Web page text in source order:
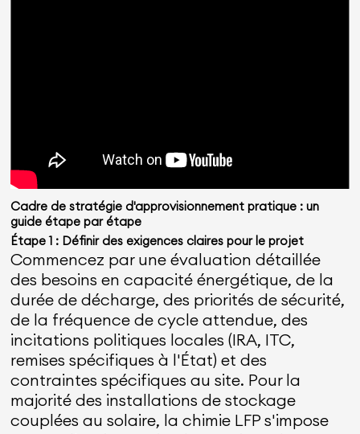
Cadre de stratégie d'approvisionnement pratique : un
guide étape par étape
Étape 1 : Définir des exigences claires pour le projet
Commencez par une évaluation détaillée
des besoins en capacité énergétique, de la
durée de décharge, des priorités de sécurité,
de la fréquence de cycle attendue, des
incitations politiques locales (IRA, ITC,
remises spécifiques à l'État) et des
contraintes spécifiques au site. Pour la
majorité des installations de stockage
couplées au solaire, la chimie LFP s'impose